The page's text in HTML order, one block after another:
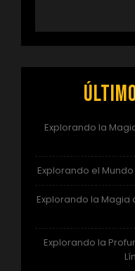
Explorando la
Explorando el
Explorando la
Explorando la